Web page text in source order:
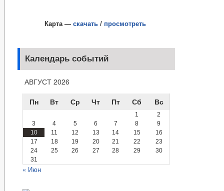
Карта — скачать / просмотреть
Календарь событий
АВГУСТ 2026
Пн
Вт Ср Чт Пт Сб Вс
1
2
3
4 5 6 7 8
9
10
11 12 13 14 15
16
17
18 19 20 21 22
23
24
25 26 27 28 29
30
31
« Июн